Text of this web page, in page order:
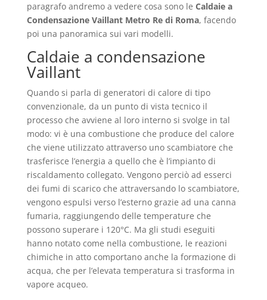
paragrafo andremo a vedere cosa sono le Caldaie a
Condensazione Vaillant Metro Re di Roma, facendo
poi una panoramica sui vari modelli.
Caldaie a condensazione
Vaillant
Quando si parla di generatori di calore di tipo
convenzionale, da un punto di vista tecnico il
processo che avviene al loro interno si svolge in tal
modo: vi è una combustione che produce del calore
che viene utilizzato attraverso uno scambiatore che
trasferisce l’energia a quello che è l’impianto di
riscaldamento collegato. Vengono perciò ad esserci
dei fumi di scarico che attraversando lo scambiatore,
vengono espulsi verso l’esterno grazie ad una canna
fumaria, raggiungendo delle temperature che
possono superare i 120°C. Ma gli studi eseguiti
hanno notato come nella combustione, le reazioni
chimiche in atto comportano anche la formazione di
acqua, che per l’elevata temperatura si trasforma in
vapore acqueo.